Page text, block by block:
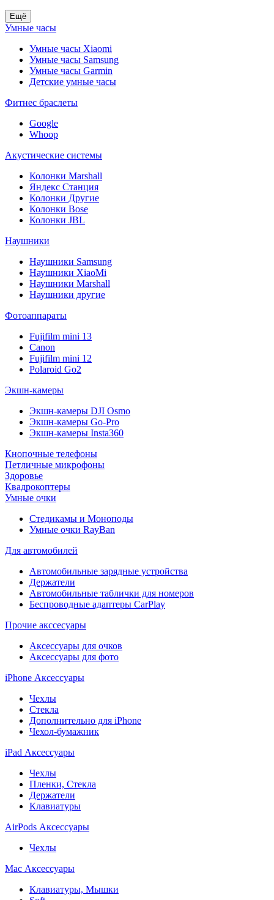
Ещё
Умные часы
Умные часы Xiaomi
Умные часы Samsung
Умные часы Garmin
Детские умные часы
Фитнес браслеты
Google
Whoop
Акустические системы
Колонки Marshall
Яндекс Станция
Колонки Другие
Колонки Bose
Колонки JBL
Наушники
Наушники Samsung
Наушники XiaoMi
Наушники Marshall
Наушники другие
Фотоаппараты
Fujifilm mini 13
Canon
Fujifilm mini 12
Polaroid Go2
Экшн-камеры
Экшн-камеры DJI Osmo
Экшн-камеры Go-Pro
Экшн-камеры Insta360
Кнопочные телефоны
Петличные микрофоны
Здоровье
Квадрокоптеры
Умные очки
Стедикамы и Моноподы
Умные очки RayBan
Для автомобилей
Автомобильные зарядные устройства
Держатели
Автомобильные таблички для номеров
Беспроводные адаптеры CarPlay
Прочие акссесуары
Аксессуары для очков
Аксессуары для фото
iPhone Аксессуары
Чехлы
Стекла
Дополнительно для iPhone
Чехол-бумажник
iPad Аксессуары
Чехлы
Пленки, Стекла
Держатели
Клавиатуры
AirPods Аксессуары
Чехлы
Mac Аксессуары
Клавиатуры, Мышки